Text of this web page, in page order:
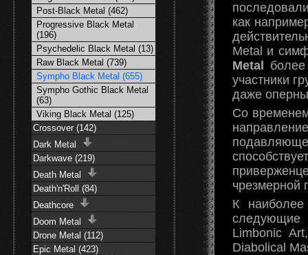
Post-Black Metal (462)
Progressive Black Metal
(196)
Psychedelic Black Metal (13)
Raw Black Metal (739)
Sympho Black Metal (655)
Sympho Gothic Black Metal
(63)
Viking Black Metal (125)
Crossover (142)
Dark Metal
Darkwave (219)
Death Metal
Death'n'Roll (84)
Deathcore
Doom Metal
Drone Metal (112)
Epic Metal (423)
как
Metal и
Metal
участники
даже
Со
чрезмерной
К наиболее
Limbonic
Diabolical